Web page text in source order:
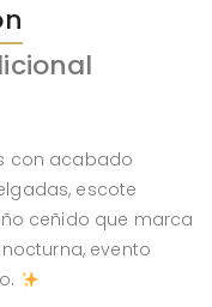
con acabado
escote
ceñido que marca
evento